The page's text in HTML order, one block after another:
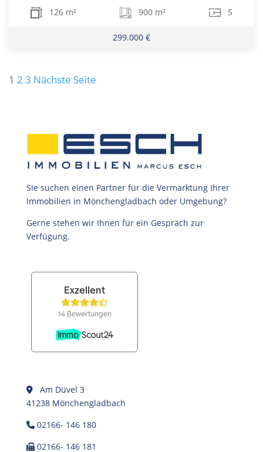
126 m² 900 m² 5
299.000 €
Seitennummerierung
1 2 3 Nächste Seite
Sie suchen einen Partner für die Vermarktung Ihrer
Immobilien in Mönchengladbach oder Umgebung?
Gerne stehen wir Ihnen für ein Gespräch zur
Verfügung.
Am Düvel 3
41238 Mönchengladbach
02166- 146 180
02166- 146 181